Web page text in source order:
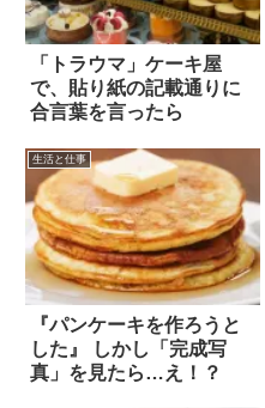
「トラウマ」ケーキ屋
で、貼り紙の記載通りに
合言葉を言ったら
生活と仕事
『パンケーキを作ろうと
した』 しかし「完成写
真」を見たら…え！？